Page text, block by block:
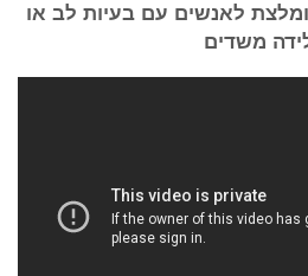
לאנשים עם בעיות לב או
משדים